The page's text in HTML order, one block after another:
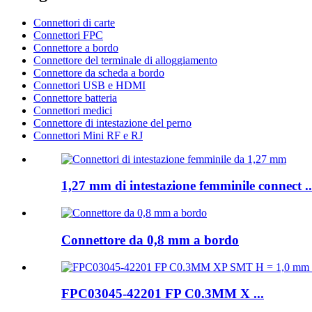
Connettori di carte
Connettori FPC
Connettore a bordo
Connettore del terminale di alloggiamento
Connettore da scheda a bordo
Connettori USB e HDMI
Connettore batteria
Connettori medici
Connettore di intestazione del perno
Connettori Mini RF e RJ
1,27 mm di intestazione femminile connect
Connettore da 0,8 mm a bordo
FPC03045-42201 FP C0.3MM X ...